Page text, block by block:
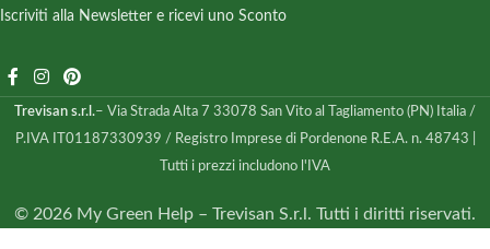
Iscriviti alla Newsletter e ricevi uno Sconto
Trevisan s.r.l.– Via Strada Alta 7 33078 San Vito al Tagliamento (PN) Italia /
P.IVA IT01187330939 / Registro Imprese di Pordenone R.E.A. n. 48743 |
Tutti i prezzi includono l'IVA
© 2026 My Green Help – Trevisan S.r.l. Tutti i diritti riservati.